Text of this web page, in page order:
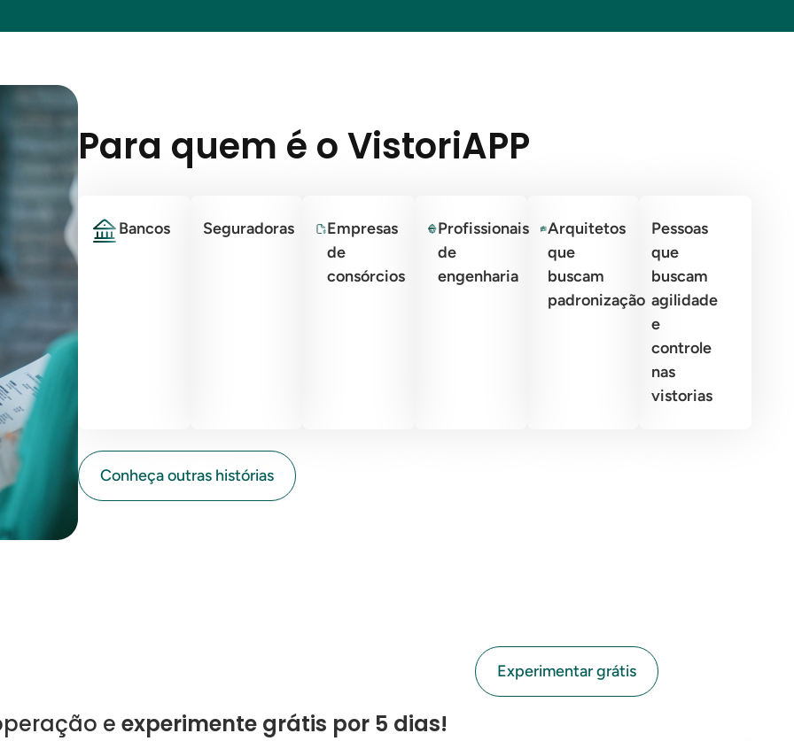
Para quem é o VistoriAPP
Bancos Seguradoras
Empresas
de
consórcios
Profissionais
de
engenharia
Arquitetos
que
buscam
padronização
Pessoas
que
buscam
agilidade
e
controle
nas
vistorias
Conheça outras histórias
e experimente grátis por 5 dias!
Experimentar grátis